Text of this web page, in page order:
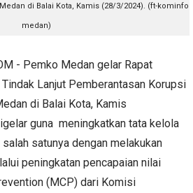
di Balai Kota, Kamis (28/3/2024). (ft-kominfo
medan)
- Pemko Medan gelar Rapat
Lanjut Pemberantasan Korupsi
di Balai Kota, Kamis
guna meningkatkan tata kelola
satunya dengan melakukan
peningkatan pencapaian nilai
(MCP) dari Komisi